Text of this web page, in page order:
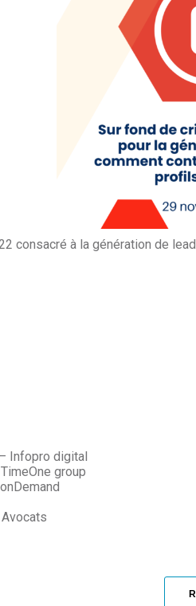
consacré à la génération de
Infopro digital
group